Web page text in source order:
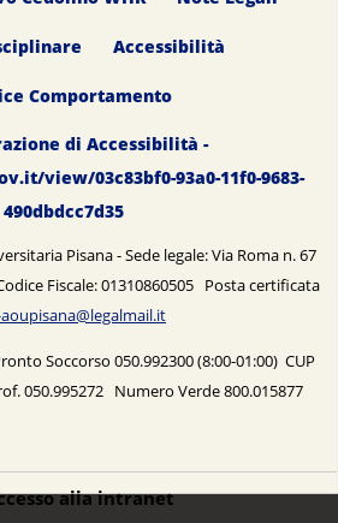
Accessibilità
Comportamento
di Accessibilità -
view/03c83bf0-93a0-11f0-9683-
490dbdcc7d35
Pisana - Sede legale: Via Roma n. 67
Fiscale: 01310860505 Posta certificata
Soccorso 050.992300 (8:00-01:00) CUP
050.995272 Numero Verde 800.015877
alla intranet